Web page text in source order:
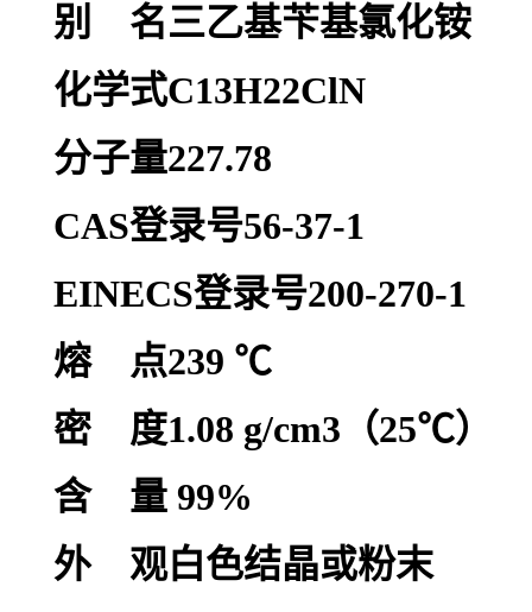
别 名三乙基苄基氯化铵
化学式C13H22ClN
分子量227.78
CAS登录号56-37-1
EINECS登录号200-270-1
熔 点239 ℃
密 度1.08 g/cm3（25℃）
含 量 99%
外 观白色结晶或粉末